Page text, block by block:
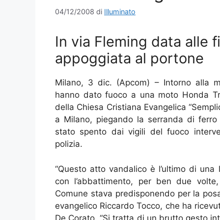
04/12/2008 di Illuminato
In via Fleming data alle
appoggiata al portone
Milano, 3 dic. (Apcom) – Intorno alla
hanno dato fuoco a una moto Honda
della Chiesa Cristiana Evangelica
a Milano, piegando la serranda di
stato spento dai vigili del fuoco
polizia.
“Questo atto vandalico è l’ultimo di
con l’abbattimento, per ben due
Comune stava predisponendo per la
evangelico Riccardo Tocco, che ha
De Corato. “Si tratta di un brutto gesto